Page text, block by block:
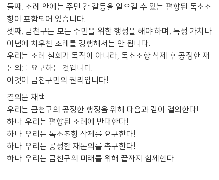
둘째, 조례 안에는 주민 간 갈등을 일으킬 수 있는 편향된 독소조
항이 포함되어 있습니다.
셋째, 금천구는 모든 주민을 위한 행정을 해야 하며, 특정 가치나
이념에 치우친 조례를 강행해서는 안 됩니다.
우리는 조례 철회가 목적이 아니라, 독소조항 삭제 후 공정한 재
논의를 요구하는 것입니다.
이것이 금천구민의 권리입니다!
결의문 채택
우리는 금천구의 공정한 행정을 위해 다음과 같이 결의한다!
하나. 우리는 편향된 조례에 반대한다!
하나. 우리는 독소조항 삭제를 요구한다!
하나. 우리는 공정한 재논의를 촉구한다!
하나. 우리는 금천구의 미래를 위해 끝까지 함께한다!